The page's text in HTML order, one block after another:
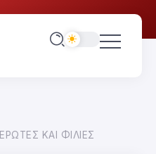
ΕΡΩΤΕΣ ΚΑΙ ΦΙΛΙΕΣ